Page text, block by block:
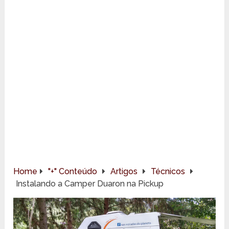
Home "+" Conteúdo Artigos
Técnicos
Instalando a Camper Duaron na Pickup